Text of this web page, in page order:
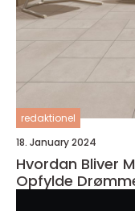
redaktionel
18. January 2024
Hvordan Bliver
Opfylde